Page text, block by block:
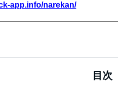
app.info/narekan/
目次